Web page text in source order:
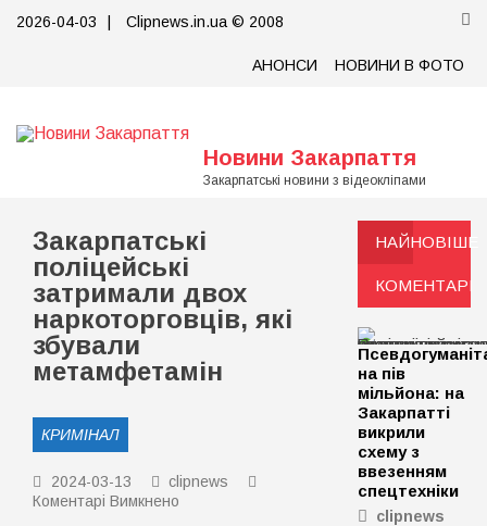
2026-04-03 Clipnews.in.ua © 2008
АНОНСИ НОВИНИ В ФОТО
Новини Закарпаття
Закарпатські новини з відеокліпами
Закарпатські
поліцейські
затримали двох
наркоторговців, які
збували
метамфетамін
КРИМІНАЛ
2024-03-13
clipnews
Коментарі Вимкнено
НАЙНОВІШЕ
КОМЕНТАРІ
на пів
мільйона: на
Закарпатті
викрили
схему з
ввезенням
спецтехніки
clipnews